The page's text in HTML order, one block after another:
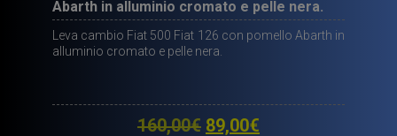
Abarth in alluminio cromato e pelle nera.
Leva cambio Fiat 500 Fiat 126 con pomello Abarth in
alluminio cromato e pelle nera.
160,00€ Il
89,00€Il